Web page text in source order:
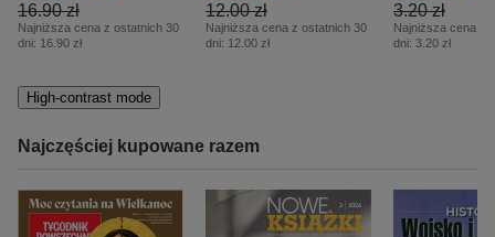
16.90 zł
Najniższa cena z ostatnich 30
dni: 16.90 zł
12.00 zł
Najniższa cena z ostatnich 30
dni: 12.00 zł
3.20 zł
Najniższa cena z
dni: 3.20 zł
High-contrast mode
Najczęściej kupowane razem